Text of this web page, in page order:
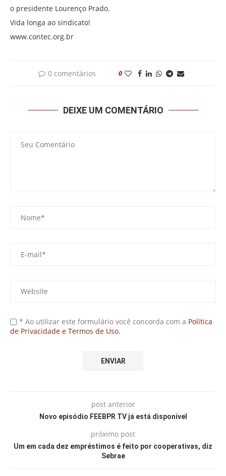
o presidente Lourenço Prado.
Vida longa ao sindicato!
www.contec.org.br
0 comentários 0
DEIXE UM COMENTÁRIO
* Ao utilizar este formulário você concorda com a Política
de Privacidade e Termos de Uso.
post anterior
Novo episódio FEEBPR TV já está disponível
próximo post
Um em cada dez empréstimos é feito por cooperativas, diz
Sebrae